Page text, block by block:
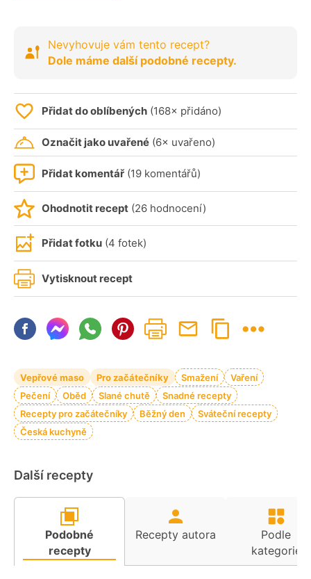
Nevyhovuje vám tento recept?
Dole máme další podobné recepty.
Přidat do oblíbených (168× přidáno)
Označit jako uvařené (6× uvařeno)
Přidat komentář (19 komentářů)
Ohodnotit recept (26 hodnocení)
Přidat fotku (4 fotek)
Vytisknout recept
Vepřové maso Pro začátečníky Smažení
Vaření
Pečení
Oběd Slané chutě
Snadné recepty
Recepty pro začátečníky
Běžný den
Sváteční recepty
Česká kuchyně
Další recepty
Podobné
recepty
Recepty autora
Podle
kategorie